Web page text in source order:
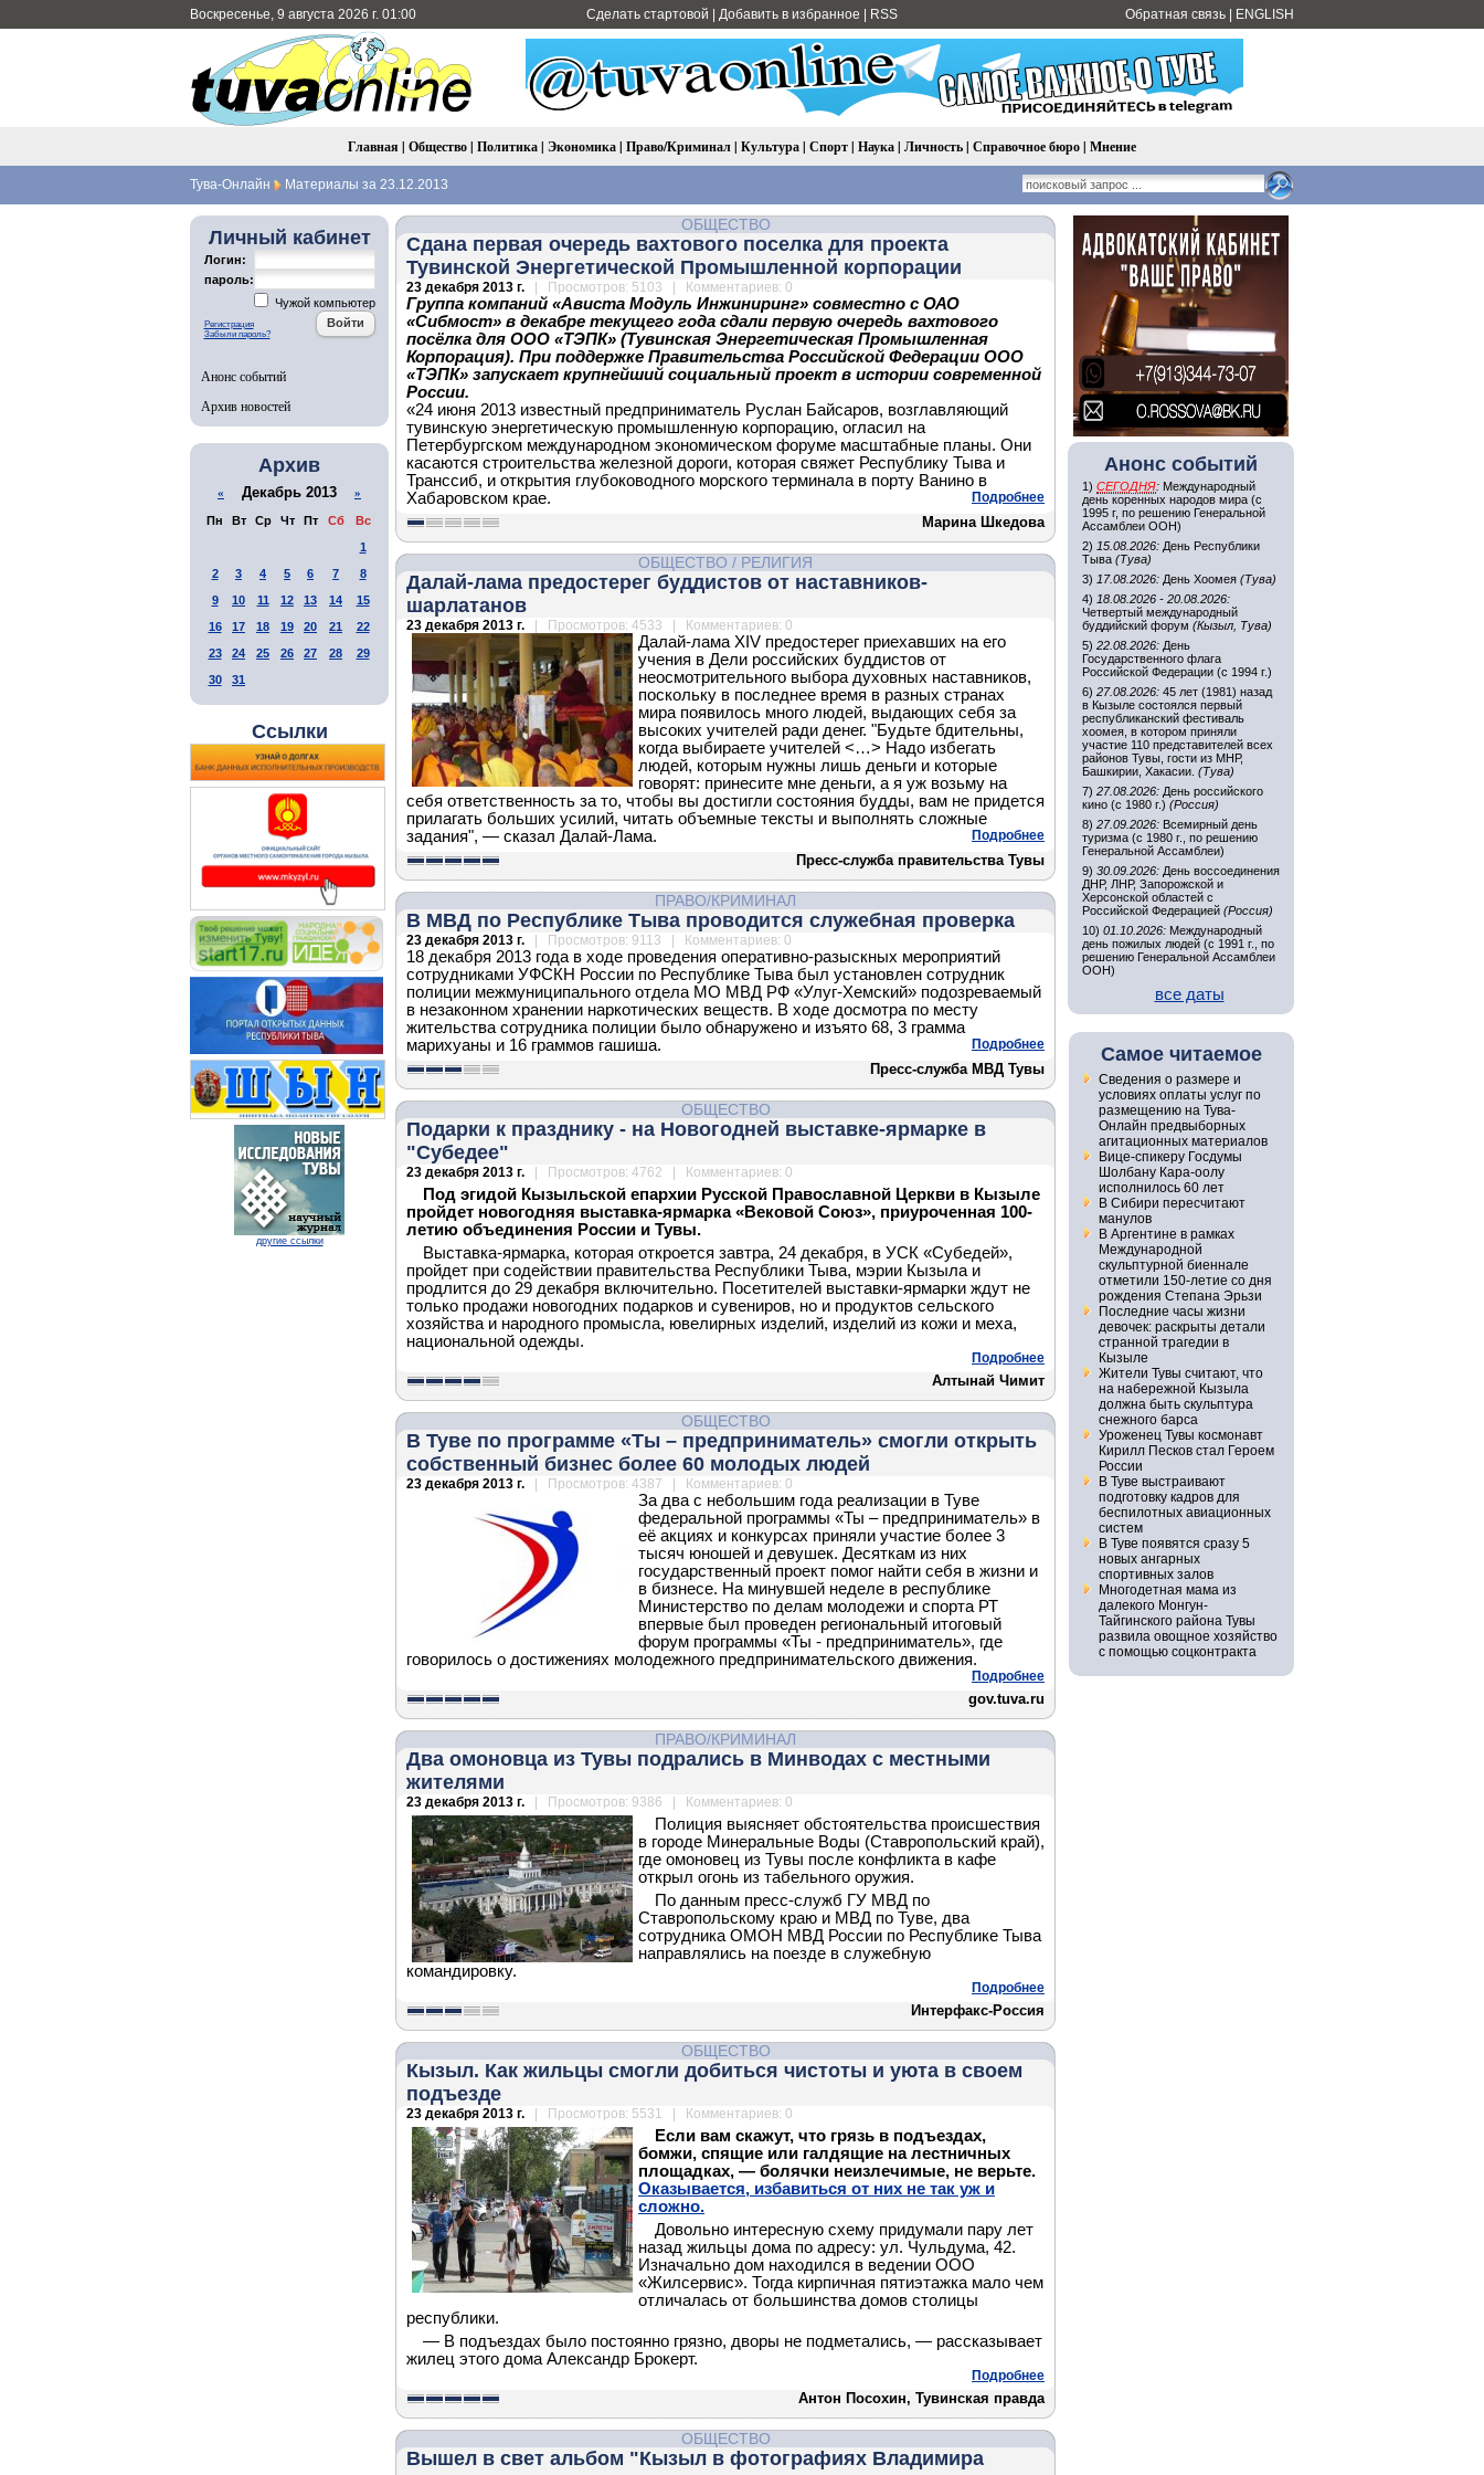
Воскресенье, 9 августа 2026 г. 01:00 Сделать стартовой Добавить в избранное RSS Обратная связь ENGLISH
Главная | Общество| Политика| Экономика| Право/Криминал| Культура| Спорт| Наука| Личность| Справочное бюро| Мнение
Тува-Онлайн Материалы за 23.12.2013
Личный кабинет
Логин:
пароль:
Чужой компьютер
Регистрация
Забыли пароль?
Анонс событий
Архив новостей
Архив
« Декабрь 2013 »
Пн Вт Ср Чт Пт Сб
Вс
1
2
3 4 5 6 7
8
9
10 11 12 13 14
15
16
17 18 19 20 21
22
23
24 25 26 27 28
29
30
31
Ссылки
другие ссылки
ОБЩЕСТВО
Сдана первая очередь вахтового поселка для проекта
Тувинской Энергетической Промышленной корпорации
23 декабря 2013 г. | Просмотров: 5103 | Комментариев: 0
Группа компаний «Ависта Модуль Инжиниринг» совместно с ОАО
«Сибмост» в декабре текущего года сдали первую очередь вахтового
посёлка для ООО «ТЭПК» (Тувинская Энергетическая Промышленная
Корпорация). При поддержке Правительства Российской Федерации ООО
«ТЭПК» запускает крупнейший социальный проект в истории современной
России.
«24 июня 2013 известный предприниматель Руслан Байсаров, возглавляющий
тувинскую энергетическую промышленную корпорацию, огласил на
Петербургском международном экономическом форуме масштабные планы. Они
касаются строительства железной дороги, которая свяжет Республику Тыва и
Транссиб, и открытия глубоководного морского терминала в порту Ванино в
Хабаровском крае.
Подробнее
Марина Шкедова
ОБЩЕСТВО / РЕЛИГИЯ
Далай-лама предостерег буддистов от наставников-
шарлатанов
23 декабря 2013 г. | Просмотров: 4533 | Комментариев: 0
Далай-лама XIV предостерег приехавших на его
учения в Дели российских буддистов от
неосмотрительного выбора духовных наставников,
поскольку в последнее время в разных странах
мира появилось много людей, выдающих себя за
высоких учителей ради денег. "Будьте бдительны,
когда выбираете учителей <…> Надо избегать
людей, которым нужны лишь деньги и которые
говорят: принесите мне деньги, а я уж возьму на
себя ответственность за то, чтобы вы достигли состояния будды, вам не придется
прилагать больших усилий, читать объемные тексты и выполнять сложные
задания", — сказал Далай-Лама.
Подробнее
Пресс-служба правительства Тувы
ПРАВО/КРИМИНАЛ
В МВД по Республике Тыва проводится служебная проверка
23 декабря 2013 г. | Просмотров: 9113 | Комментариев: 0
18 декабря 2013 года в ходе проведения оперативно-разыскных мероприятий
сотрудниками УФСКН России по Республике Тыва был установлен сотрудник
полиции межмуниципального отдела МО МВД РФ «Улуг-Хемский» подозреваемый
в незаконном хранении наркотических веществ. В ходе досмотра по месту
жительства сотрудника полиции было обнаружено и изъято 68, 3 грамма
марихуаны и 16 граммов гашиша.
Подробнее
Пресс-служба МВД Тувы
ОБЩЕСТВО
Подарки к празднику - на Новогодней выставке-ярмарке в
"Субедее"
23 декабря 2013 г. | Просмотров: 4762 | Комментариев: 0
Под эгидой Кызыльской епархии Русской Православной Церкви в Кызыле
пройдет новогодняя выставка-ярмарка «Вековой Союз», приуроченная 100-
летию объединения России и Тувы.
Выставка-ярмарка, которая откроется завтра, 24 декабря, в УСК «Субедей»,
пройдет при содействии правительства Республики Тыва, мэрии Кызыла и
продлится до 29 декабря включительно. Посетителей выставки-ярмарки ждут не
только продажи новогодних подарков и сувениров, но и продуктов сельского
хозяйства и народного промысла, ювелирных изделий, изделий из кожи и меха,
национальной одежды.
Подробнее
Алтынай Чимит
ОБЩЕСТВО
В Туве по программе «Ты – предприниматель» смогли открыть
собственный бизнес более 60 молодых людей
23 декабря 2013 г. | Просмотров: 4387 | Комментариев: 0
За два с небольшим года реализации в Туве
федеральной программы «Ты – предприниматель» в
её акциях и конкурсах приняли участие более 3
тысяч юношей и девушек. Десяткам из них
государственный проект помог найти себя в жизни и
в бизнесе. На минувшей неделе в республике
Министерство по делам молодежи и спорта РТ
впервые был проведен региональный итоговый
форум программы «Ты - предприниматель», где
говорилось о достижениях молодежного предпринимательского движения.
Подробнее
gov.tuva.ru
ПРАВО/КРИМИНАЛ
Два омоновца из Тувы подрались в Минводах с местными
жителями
23 декабря 2013 г. | Просмотров: 9386 | Комментариев: 0
Полиция выясняет обстоятельства происшествия
в городе Минеральные Воды (Ставропольский край),
где омоновец из Тувы после конфликта в кафе
открыл огонь из табельного оружия.
По данным пресс-служб ГУ МВД по
Ставропольскому краю и МВД по Туве, два
сотрудника ОМОН МВД России по Республике Тыва
направлялись на поезде в служебную
командировку.
Подробнее
Интерфакс-Россия
ОБЩЕСТВО
Кызыл. Как жильцы смогли добиться чистоты и уюта в своем
подъезде
23 декабря 2013 г. | Просмотров: 5531 | Комментариев: 0
Если вам скажут, что грязь в подъездах,
бомжи, спящие или галдящие на лестничных
площадках, — болячки неизлечимые, не верьте.
Оказывается, избавиться от них не так уж и
сложно.
Довольно интересную схему придумали пару лет
назад жильцы дома по адресу: ул. Чульдума, 42.
Изначально дом находился в ве­дении ООО
«Жилсервис». Тогда кирпичная пятиэтажка мало чем
отличалась от большинства домов столицы
республики.
— В подъездах было постоянно грязно, дворы не подметались, — рассказывает
жилец этого дома Александр Брокерт.
Подробнее
Антон Посохин, Тувинская правда
ОБЩЕСТВО
Вышел в свет альбом "Кызыл в фотографиях Владимира
Анонс событий
1) СЕГОДНЯ: Международный
день коренных народов мира (с
1995 г, по решению Генеральной
Ассамблеи ООН)
2) 15.08.2026: День Республики
Тыва (Тува)
3) 17.08.2026: День Хоомея (Тува)
4) 18.08.2026 - 20.08.2026:
Четвертый международный
буддийский форум (Кызыл, Тува)
5) 22.08.2026: День
Государственного флага
Российской Федерации (с 1994 г.)
6) 27.08.2026: 45 лет (1981) назад
в Кызыле состоялся первый
республиканский фестиваль
хоомея, в котором приняли
участие 110 представителей всех
районов Тувы, гости из МНР,
Башкирии, Хакасии. (Тува)
7) 27.08.2026: День российского
кино (с 1980 г.) (Россия)
8) 27.09.2026: Всемирный день
туризма (с 1980 г., по решению
Генеральной Ассамблеи)
9) 30.09.2026: День воссоединения
ДНР, ЛНР, Запорожской и
Херсонской областей с
Российской Федерацией (Россия)
10) 01.10.2026: Международный
день пожилых людей (с 1991 г., по
решению Генеральной Ассамблеи
ООН)
все даты
Самое читаемое
Сведения о размере и
условиях оплаты услуг по
размещению на Тува-
Онлайн предвыборных
агитационных материалов
Вице-спикеру Госдумы
Шолбану Кара-оолу
исполнилось 60 лет
В Сибири пересчитают
манулов
В Аргентине в рамках
Международной
скульптурной биеннале
отметили 150-летие со дня
рождения Степана Эрьзи
Последние часы жизни
девочек: раскрыты детали
странной трагедии в
Кызыле
Жители Тувы считают, что
на набережной Кызыла
должна быть скульптура
снежного барса
Уроженец Тувы космонавт
Кирилл Песков стал Героем
России
В Туве выстраивают
подготовку кадров для
беспилотных авиационных
систем
В Туве появятся сразу 5
новых ангарных
спортивных залов
Многодетная мама из
далекого Монгун-
Тайгинского района Тувы
развила овощное хозяйство
с помощью соцконтракта